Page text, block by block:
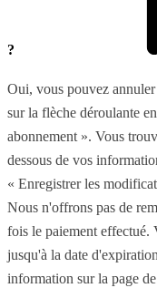
?
Oui, vous pouvez
sur la flèche déroulante
abonnement ». Vous
dessous de vos
« Enregistrer les
Nous n'offrons pas de
fois le paiement effectué.
jusqu'à la date
information sur la page